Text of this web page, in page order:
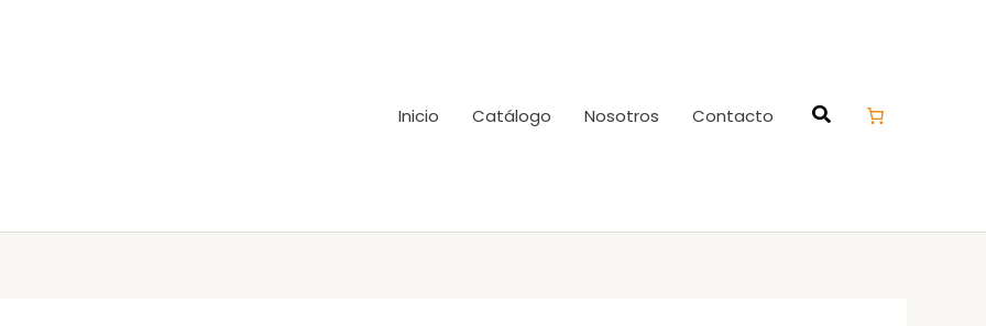
Inicio
Catálogo Nosotros Contacto